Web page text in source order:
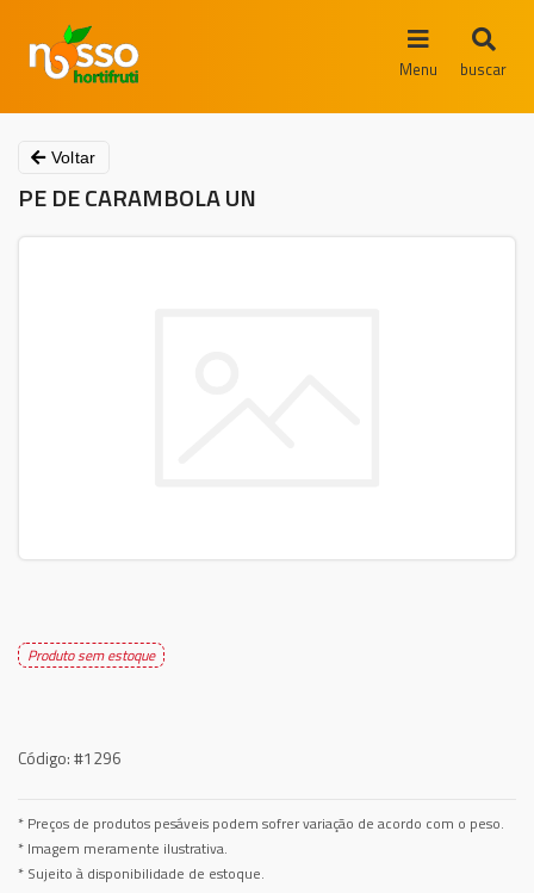
Menu buscar
Voltar
PE DE CARAMBOLA UN
Produto sem estoque
Código:#1296
* Preços de produtos pesáveis podem sofrer variação de acordo com o peso.
* Imagem meramente ilustrativa.
* Sujeito à disponibilidade de estoque.